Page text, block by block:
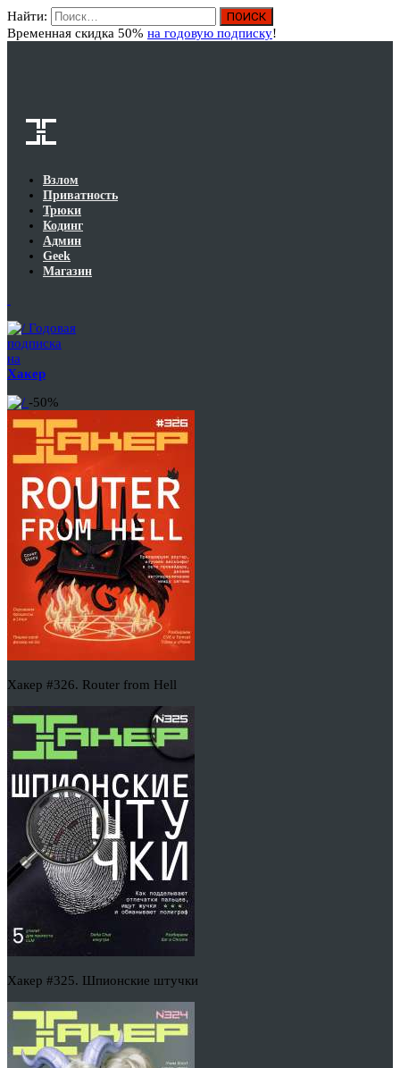
Найти:
Временная скидка 50% на годовую подписку!
Взлом
Приватность
Трюки
Кодинг
Админ
Geek
Магазин
Годовая
подписка
на
Хакер
-50%
Хакер #326. Router from Hell
Хакер #325. Шпионские штучки